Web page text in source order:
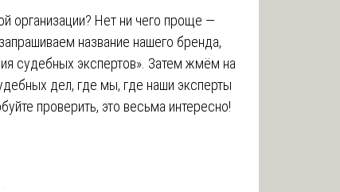
организации? Нет ни чего проще —
название нашего бренда,
судебных экспертов». Затем жмём на
дел, где мы, где наши эксперты
проверить, это весьма интересно!